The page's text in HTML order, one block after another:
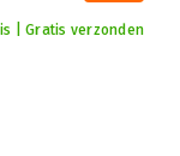
| Gratis verzonden